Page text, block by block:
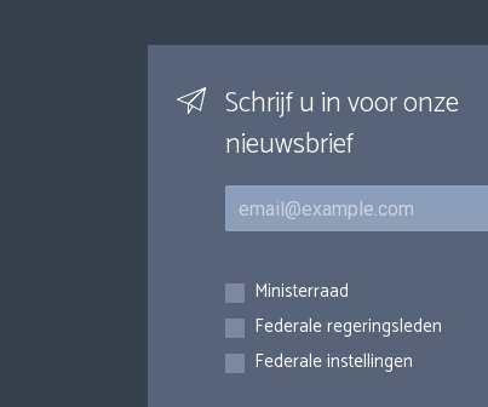
Schrijf u in voor onze
nieuwsbrief
E-mail
Inschrijvingen
Ministerraad
Federale regeringsleden
Federale instellingen